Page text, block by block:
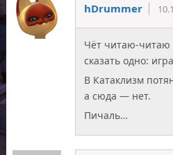
hDrummer
Чёт читаю-читаю
сказать одно:
В Катаклизм
а сюда — нет.
Пичаль…